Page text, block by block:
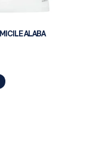
ALABA